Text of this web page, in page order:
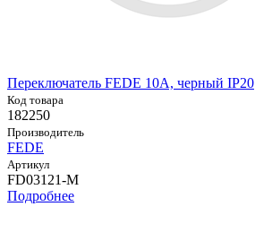
Переключатель FEDE 10А, черный IP20
Код товара
182250
Производитель
FEDE
Артикул
FD03121-M
Подробнее